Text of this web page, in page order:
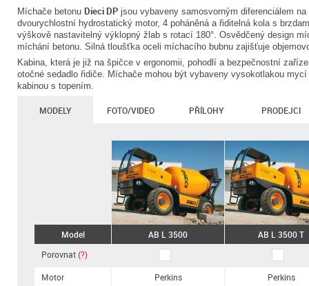
Míchače betonu Dieci DP jsou vybaveny samosvorným diferenciálem
dvourychlostní hydrostatický motor, 4 poháněná a řiditelná kola s
výškově nastavitelný výklopný žlab s rotací 180°. Osvědčený design
míchání betonu. Silná tloušťka oceli míchacího bubnu zajišťuje
Kabina, která je již na špičce v ergonomii, pohodlí a bezpečnostní
otočné sedadlo řidiče. Míchače mohou být vybaveny vysokotlakou
kabinou s topením.
MODELY FOTO/VIDEO PŘÍLOHY PRODEJCI
Model
Porovnat(?)
Motor
AB L 3500 AB L 3500 T
Perkins
Perkins